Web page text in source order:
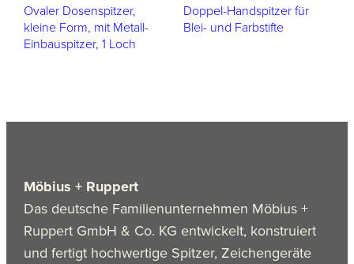
Ovaler Dosenspitzer,
kleine Form, mit Metall-
Einbauspitzer, 1 Loch
Doppel-Handspitzer für
Blei- und Farbstifte
Möbius + Ruppert
Das deutsche Familienunternehmen Möbius +
Ruppert GmbH & Co. KG entwickelt, konstruiert
und fertigt hochwertige Spitzer, Zeichengeräte